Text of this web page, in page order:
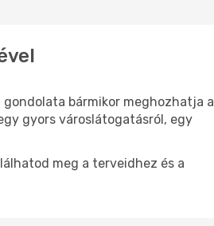
bármikor meghozhatja a
gyors városlátogatásról, egy
meg a terveidhez és a